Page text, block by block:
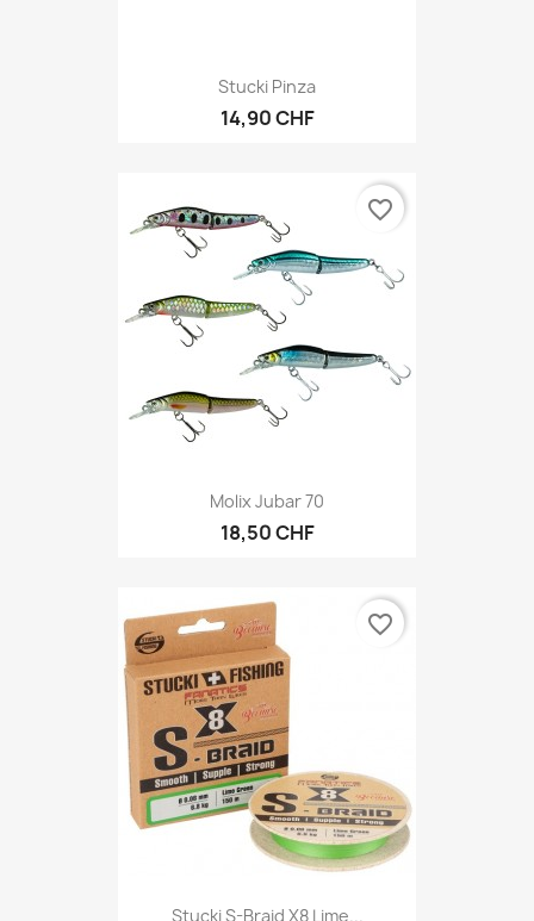
Stucki Pinza
14,90 CHF
Molix Jubar 70
18,50 CHF
favorite_border
Stucki S-Braid X8 Lime...
favorite_border